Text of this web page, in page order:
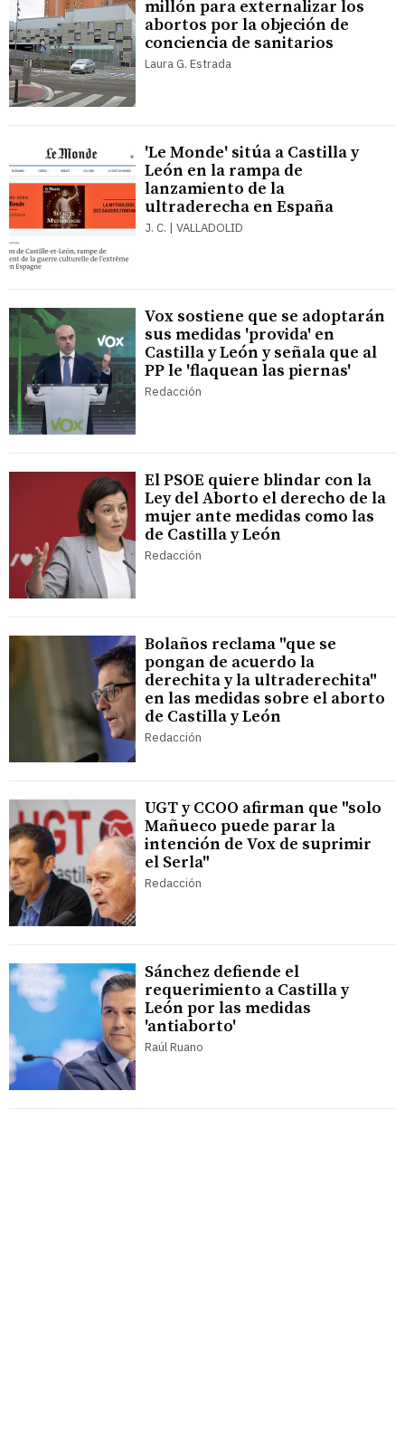
millón para externalizar los
abortos por la objeción de
conciencia de sanitarios
Laura G. Estrada
'Le Monde' sitúa a Castilla y
León en la rampa de
lanzamiento de la
ultraderecha en España
J. C. | VALLADOLID
Vox sostiene que se adoptarán
sus medidas 'provida' en
Castilla y León y señala que al
PP le 'flaquean las piernas'
Redacción
El PSOE quiere blindar con la
Ley del Aborto el derecho de la
mujer ante medidas como las
de Castilla y León
Redacción
Bolaños reclama "que se
pongan de acuerdo la
derechita y la ultraderechita"
en las medidas sobre el aborto
de Castilla y León
Redacción
UGT y CCOO afirman que "solo
Mañueco puede parar la
intención de Vox de suprimir
el Serla"
Redacción
Sánchez defiende el
requerimiento a Castilla y
León por las medidas
'antiaborto'
Raúl Ruano